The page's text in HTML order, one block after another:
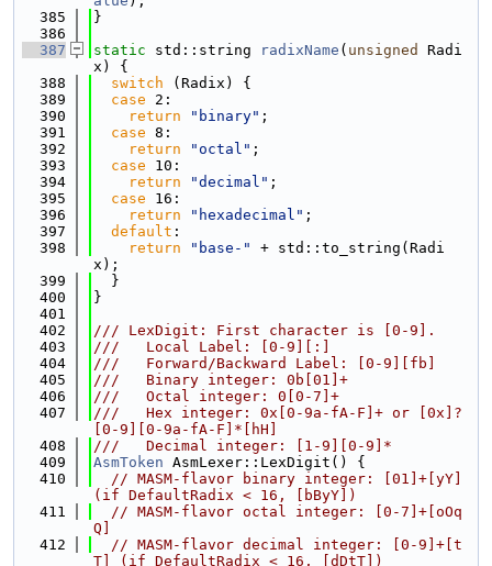
  385
}
  386
  387
static std::string radixName ( unsigned
Radi
x) {
  388
switch (Radix) {
  389
case 2:
  390
return "binary" ;
  391
case 8:
  392
return "octal" ;
  393
case 10:
  394
return "decimal" ;
  395
case 16:
  396
return "hexadecimal" ;
  397
default :
  398
return "base-"
+ std::to_string(Radi
x);
  399
  }
  400
}
  401
  402
/// LexDigit: First character is [0-9].
  403
///   Local Label: [0-9][:]
  404
///   Forward/Backward Label: [0-9][fb]
  405
///   Binary integer: 0b[01]+
  406
///   Octal integer: 0[0-7]+
  407
///   Hex integer: 0x[0-9a-fA-F]+ or [0x]?
[0-9][0-9a-fA-F]*[hH]
  408
///   Decimal integer: [1-9][0-9]*
  409
AsmToken AsmLexer::LexDigit() {
  410
// MASM-flavor binary integer: [01]+[yY]
(if DefaultRadix < 16, [bByY])
  411
// MASM-flavor octal integer: [0-7]+[oOq
Q]
  412
// MASM-flavor decimal integer: [0-9]+[t
T] (if DefaultRadix < 16, [dDtT])